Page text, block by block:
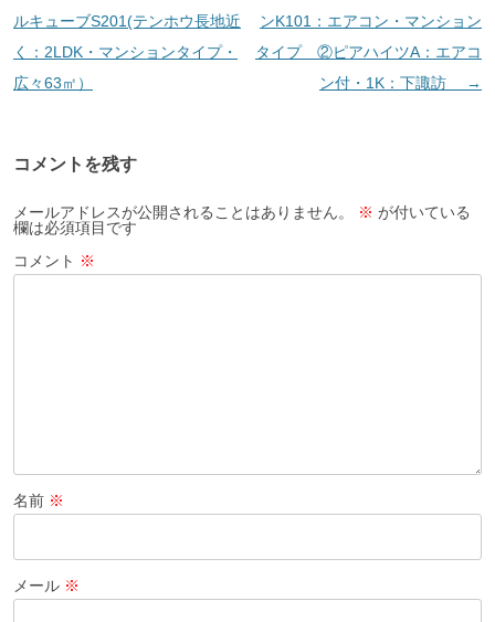
稿
ナ
ビ
シ
ョ
ン
ルキューブS201(テンホウ長地近
く：2LDK・マンションタイプ・
広々63㎡）
ンK101：エアコン・マンション
タイプ ②ピアハイツA：エアコ
ン付・1K：下諏訪
→
コメントを残す
メールアドレスが公開されることはありません。 ※ が付いている
欄は必須項目です
コメント ※
名前 ※
メール ※